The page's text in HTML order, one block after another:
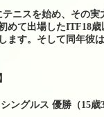
ニスを始め、その実
めて出場したITF18
ます。そして同年彼
ングルス 優勝（15歳